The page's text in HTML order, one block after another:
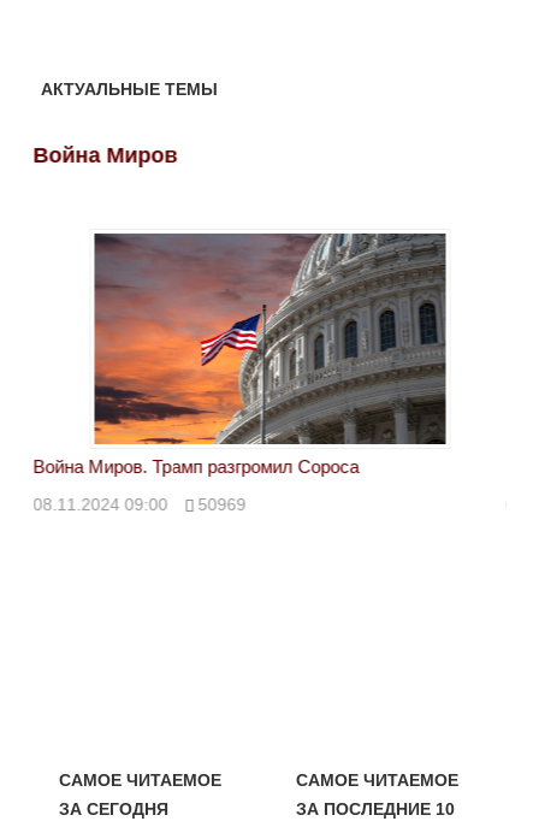
АКТУАЛЬНЫЕ ТЕМЫ
Война Миров
Война Миров. Трамп разгромил Сороса
08.11.2024 09:00 50969
САМОЕ ЧИТАЕМОЕ
ЗА СЕГОДНЯ
САМОЕ ЧИТАЕМОЕ
ЗА ПОСЛЕДНИЕ 10